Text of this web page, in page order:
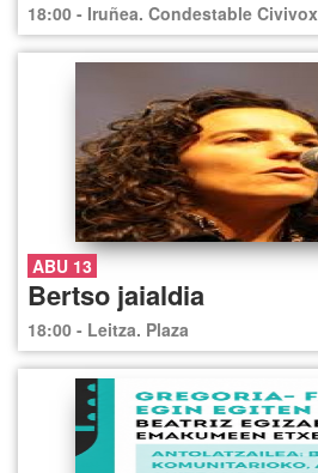
18:00 - Iruñea. Condestable
ABU 13
Bertso jaialdia
18:00 - Leitza. Plaza